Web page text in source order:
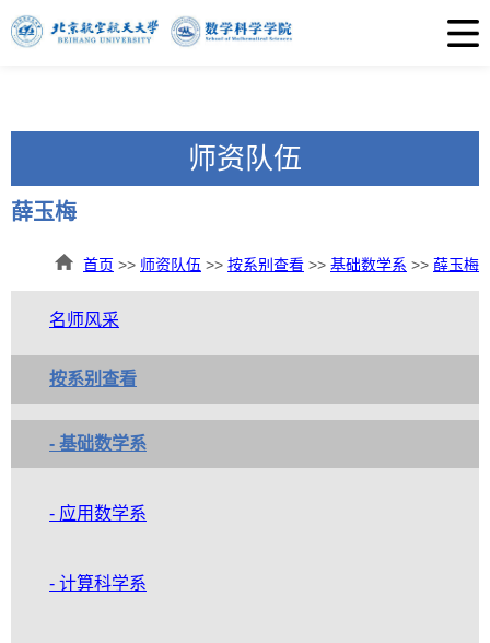
师资队伍
薛玉梅
首页 >> 师资队伍 >> 按系别查看 >> 基础数学系 >> 薛玉梅
名师风采
按系别查看
- 基础数学系
- 应用数学系
- 计算科学系